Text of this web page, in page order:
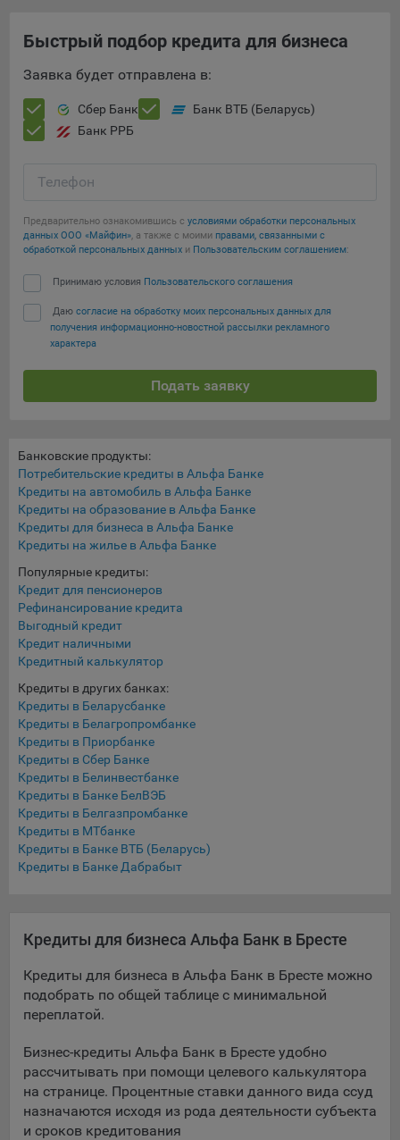
имеющимся у него вопросом, в части использования
файлов сookie, на электронную почту Общества:
info@myfin.by
Аналитические Cookie
Отключение аналитических cookie-файлов не позволит
числе наиболее и наименее популярные страницы и
Статистические куки позволяют определять предпочтения
Компании, которым мы поручаем обработку
статистических cookies:
Яндекс Метрика – сервис веб-аналитики,
предоставляемый ООО «Яндекс». Адрес: г. Москва, ул.
Льва Толстого, д. 16, 119021.Политика
предоставляемый компанией Google, Inc. Адрес: Google,
Google Data Protection Office, 1600 Amphitheatre Pkwy,
Mountain View, CA 94043, USA. Политика
конфиденциальности Google.
Matomo — это система веб-аналитики, которая позволяет
myfin.by.
Адрес: ООО «Рэкун технолоджи», 220069 г. Минск, пр-т
Дзержинского, д.3Б, пом.44.
Пиксель VK Рекламы - сервис позволяет показывать
рекламу на площадке VK пользователям, которые
Адрес: ООО «ВК», РФ, 125167, г. Москва, Ленинградский
проспект, д. 39, стр. 79, БЦ «SkyLight».
Технические настройки
Технические настройки хранят технические данные вашего
выбора (например, языкового). Техническая аналитика
используется для обеспечения корректной работы сайта.
Компании, которой мы поручаем обработку данных для
данной цели:
технолоджи», 220069 г. Минск, пр-т Дзержинского, д.3Б,
Рекламные Cookie
принимать меры по совершенствованию работы
Сайта, исходя из предпочтений пользователя, а также
осуществлять подбор рекламы, иных рекламных
материалов по наиболее актуальному, подходящему
назначению для каждого конкретного пользователя.
Быстрый подбор кредита для бизнеса
Заявка будет отправлена в:
Сбер Банк
Банк ВТБ (Беларусь)
Банк РРБ
Телефон
Предварительно ознакомившись с условиями обработки персональных
данных ООО «Майфин», а также с моими правами, связанными с
обработкой персональных данных и Пользовательским соглашением:
Принимаю условия Пользовательского соглашения
Даю согласие на обработку моих персональных данных для
получения информационно-новостной рассылки рекламного
характера
Подать заявку
Банковские продукты:
Потребительские кредиты в Альфа Банке
Кредиты на автомобиль в Альфа Банке
Кредиты на образование в Альфа Банке
Кредиты для бизнеса в Альфа Банке
Кредиты на жилье в Альфа Банке
Популярные кредиты:
Кредит для пенсионеров
Рефинансирование кредита
Выгодный кредит
Кредит наличными
Кредитный калькулятор
Кредиты в других банках:
Кредиты в Беларусбанке
Кредиты в Белагропромбанке
Кредиты в Приорбанке
Кредиты в Сбер Банке
Кредиты в Белинвестбанке
Кредиты в Банке БелВЭБ
Кредиты в Белгазпромбанке
Кредиты в МТбанке
Кредиты в Банке ВТБ (Беларусь)
Кредиты в Банке Дабрабыт
Кредиты для бизнеса Альфа Банк в Бресте
Кредиты для бизнеса в Альфа Банк в Бресте можно
подобрать по общей таблице с минимальной
переплатой.
Бизнес-кредиты Альфа Банк в Бресте удобно
рассчитывать при помощи целевого калькулятора
на странице. Процентные ставки данного вида ссуд
назначаются исходя из рода деятельности субъекта
и сроков кредитования